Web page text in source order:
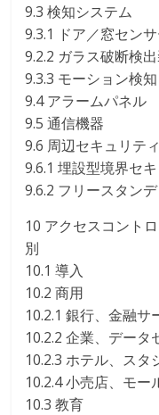
9.3 検知システム
9.3.1 ドア／窓セン
9.2.2 ガラス破断検
9.3.3 モーション検知
9.4 アラームパネル
9.5 通信機器
9.6 周辺セキュリテ
9.6.1 埋設型境界セ
9.6.2 フリースタン
10 アクセスコント
別
10.1 導入
10.2 商用
10.2.1 銀行、金融サ
10.2.2 企業、データ
10.2.3 ホテル、スタ
10.2.4 小売店、モー
10.3 教育